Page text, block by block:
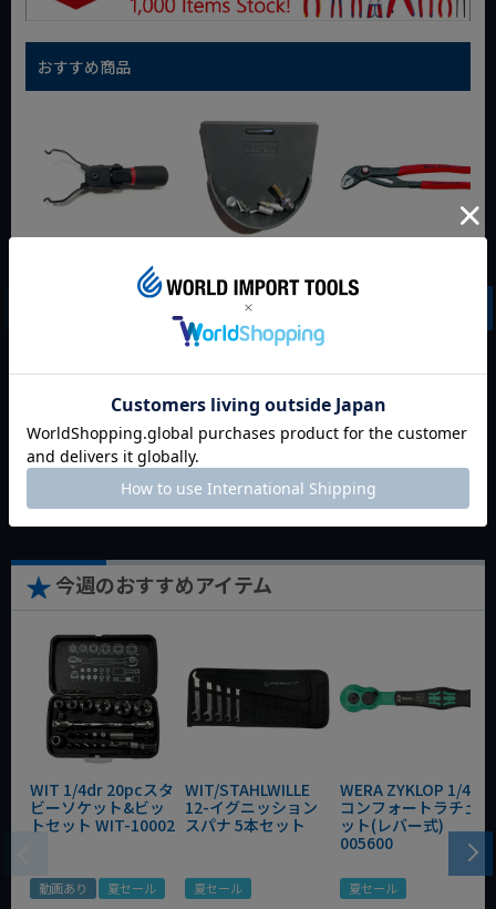
おすすめ商品
WIT マルチアングル
クィックツール CL-
6,248
¥4,373税込
ルマット ブラック
定価 ¥0
¥ 3,465税込
カートに入れる
クイックセット
定価 ¥9,350
¥6,545税込
カートに入れる
今週のおすすめアイテム
WIT 1/4dr 20pcスタ
ビーソケット&ビッ
トセット WIT-10002
動画あり 夏セール
WIT/STAHLWILLE
12-イグニッション
スパナ 5本セット
夏セール
WERA ZYKLOP 1/4"
コンフォートラチェ
ット(レバー式)
005600
夏セール